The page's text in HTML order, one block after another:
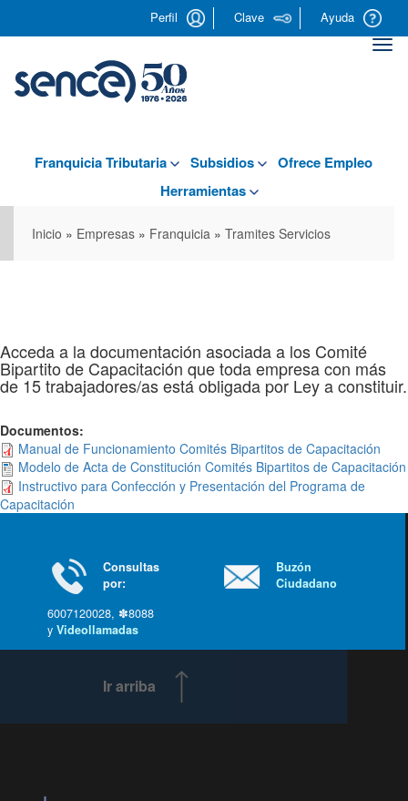
Perfil Clave Ayuda
Franquicia Tributaria Subsidios
Ofrece Empleo
Herramientas
Inicio » Empresas » Franquicia » Tramites Servicios
Acceda a la documentación asociada a los Comité
Bipartito de Capacitación que toda empresa con más
de 15 trabajadores/as está obligada por Ley a constituir.
Documentos:
Manual de Funcionamiento Comités Bipartitos de Capacitación
Modelo de Acta de Constitución Comités Bipartitos de Capacitación
Instructivo para Confección y Presentación del Programa de
Capacitación
Consultas
por:
6007120028, ✽8088
yVideollamadas
Buzón
Ciudadano
Ir arriba